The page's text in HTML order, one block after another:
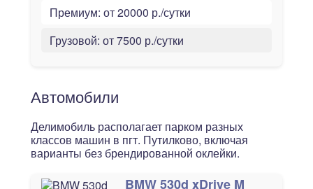
Премиум: от 20000 р./сутки
Грузовой: от 7500 р./сутки
Автомобили
Делимобиль располагает парком разных
классов машин в пгт. Путилково, включая
варианты без брендированной оклейки.
BMW 530d xDrive M